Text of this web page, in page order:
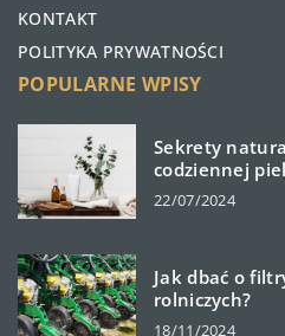
KONTAKT
POLITYKA PRYWATNOŚCI
POPULARNE WPISY
Sekrety
codziennej
22/07/2024
Jak dbać o
rolniczych?
18/11/2024